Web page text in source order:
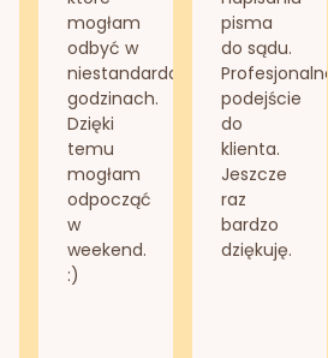
mogłam
odbyć w
niestandardowych
godzinach.
Dzięki
temu
mogłam
odpocząć
w
weekend.
:)
pisma
do sądu.
Profesjonalne
podejście
do
klienta.
Jeszcze
raz
bardzo
dziękuję.